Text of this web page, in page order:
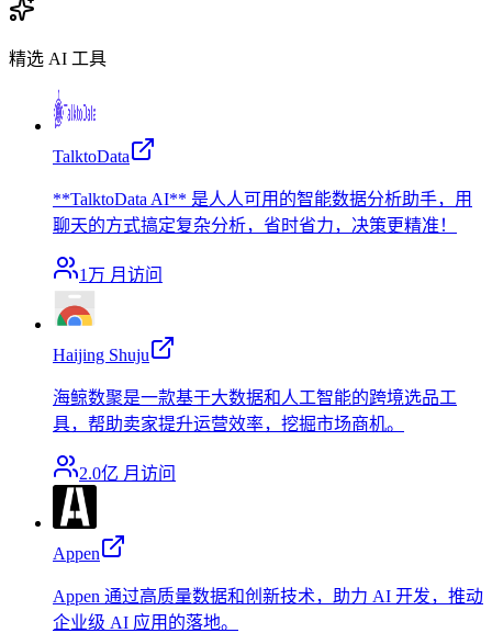
精选 AI 工具
TalktoData
**TalktoData AI** 是人人可用的智能数据分析助手，用
聊天的方式搞定复杂分析，省时省力，决策更精准！
1万 月访问
Haijing Shuju
海鲸数聚是一款基于大数据和人工智能的跨境选品工
具，帮助卖家提升运营效率，挖掘市场商机。
2.0亿 月访问
Appen
Appen 通过高质量数据和创新技术，助力 AI 开发，推动
企业级 AI 应用的落地。